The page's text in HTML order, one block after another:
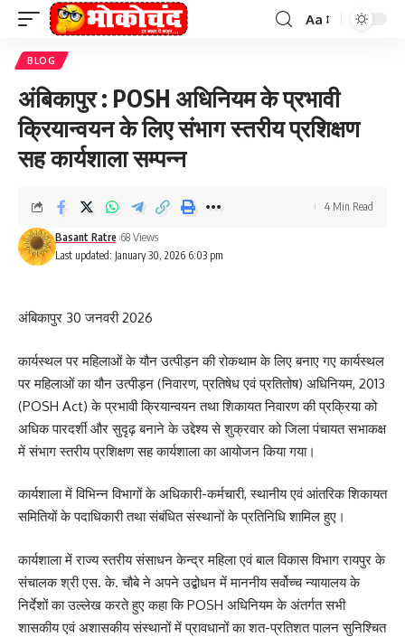
Font
Aa
BLOG
अंबिकापुर : POSH अधिनियम के प्रभावी
क्रियान्वयन के लिए संभाग स्तरीय प्रशिक्षण
सह कार्यशाला सम्पन्न
Last updated: January 30, 2026 6:03 pm
Basant Ratre 68 Views
4 Min Read
अंबिकापुर 30 जनवरी 2026
कार्यस्थल पर महिलाओं के यौन उत्पीड़न की रोकथाम के लिए बनाए गए कार्यस्थल
पर महिलाओं का यौन उत्पीड़न (निवारण, प्रतिषेध एवं प्रतितोष) अधिनियम, 2013
(POSH Act) के प्रभावी क्रियान्वयन तथा शिकायत निवारण की प्रक्रिया को
अधिक पारदर्शी और सुदृढ़ बनाने के उद्देश्य से शुक्रवार को जिला पंचायत सभाकक्ष
में संभाग स्तरीय प्रशिक्षण सह कार्यशाला का आयोजन किया गया।
कार्यशाला में विभिन्न विभागों के अधिकारी-कर्मचारी, स्थानीय एवं आंतरिक शिकायत
समितियों के पदाधिकारी तथा संबंधित संस्थानों के प्रतिनिधि शामिल हुए।
कार्यशाला में राज्य स्तरीय संसाधन केन्द्र महिला एवं बाल विकास विभाग रायपुर के
संचालक श्री एस. के. चौबे ने अपने उद्बोधन में माननीय सर्वोच्च न्यायालय के
निर्देशों का उल्लेख करते हुए कहा कि POSH अधिनियम के अंतर्गत सभी
शासकीय एवं अशासकीय संस्थानों में प्रावधानों का शत-प्रतिशत पालन सुनिश्चित